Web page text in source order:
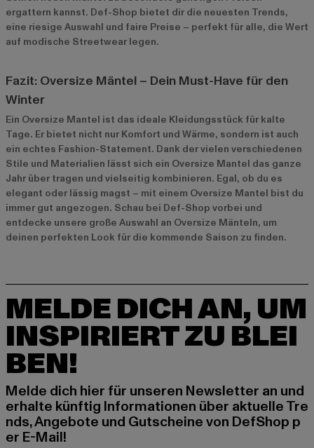
ergattern kannst. Def-Shop bietet dir die neuesten Trends,
eine riesige Auswahl und faire Preise – perfekt für alle, die Wert
auf modische Streetwear legen.
Fazit: Oversize Mäntel – Dein Must-Have für den
Winter
Ein Oversize Mantel ist das ideale Kleidungsstück für kalte
Tage. Er bietet nicht nur Komfort und Wärme, sondern ist auch
ein echtes Fashion-Statement. Dank der vielen verschiedenen
Stile und Materialien lässt sich ein Oversize Mantel das ganze
Jahr über tragen und vielseitig kombinieren. Egal, ob du es
elegant oder lässig magst – mit einem Oversize Mantel bist du
immer gut angezogen. Schau bei Def-Shop vorbei und
entdecke unsere große Auswahl an Oversize Mänteln, um
deinen perfekten Look für die kommende Saison zu finden.
MELDE DICH AN, UM
INSPIRIERT ZU BLEI
BEN!
Melde dich hier für unseren Newsletter an und
erhalte künftig Informationen über aktuelle Tre
nds, Angebote und Gutscheine von DefShop p
er E-Mail!